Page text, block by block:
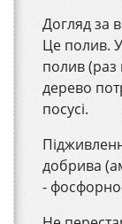
Догляд за
Це полив.
полив (раз
дерево
посусі.
добрива
-